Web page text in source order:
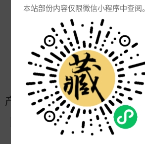
本站部份内容仅限微信小程序中查阅。
品牌:
景德镇
3064
厂商:
景德镇市合元陶瓷有限公司
更新:
2022-05-24 13:59:39
产品简介